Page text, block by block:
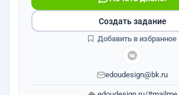
edoudesign@bk.ru
Создать задание
Добавить в избранное